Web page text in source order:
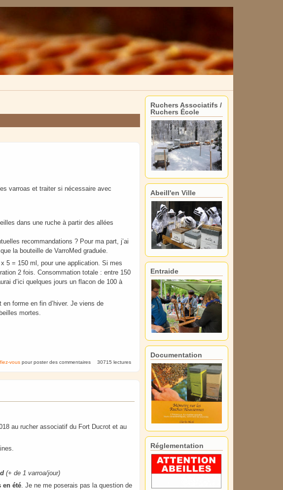
varroas et traiter si nécessaire avec
dans une ruche à partir des allées
recommandations ? Pour ma part, j’ai
la bouteille de VarroMed graduée.
5 = 150 ml, pour une application. Si mes
2 fois. Consommation totale : entre 150
d’ici quelques jours un flacon de 100 à
en forme en fin d’hiver. Je viens de
mortes.
vouspour poster des commentaires 30715 lectures
au rucher associatif du Fort Ducrot et au
(+ de 1 varroa/jour)
en été . Je ne me poserais pas la question de
Ruchers Associatifs /
Ruchers École
Abeill'en Ville
Entraide
Documentation
Réglementation